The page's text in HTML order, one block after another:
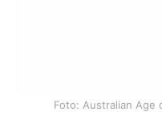
Foto: Australian Age